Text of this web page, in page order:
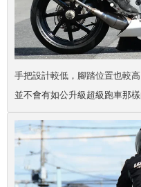
手把設計較低，腳踏位置也較
並不會有如公升級超級跑車那樣